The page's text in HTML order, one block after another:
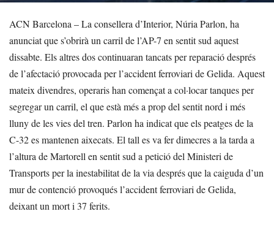
ACN Barcelona – La consellera d’Interior, Núria Parlon, ha
anunciat que s’obrirà un carril de l’AP-7 en sentit sud aquest
dissabte. Els altres dos continuaran tancats per reparació després
de l’afectació provocada per l’accident ferroviari de Gelida. Aquest
mateix divendres, operaris han començat a col·locar tanques per
segregar un carril, el que està més a prop del sentit nord i més
lluny de les vies del tren. Parlon ha indicat que els peatges de la
C-32 es mantenen aixecats. El tall es va fer dimecres a la tarda a
l’altura de Martorell en sentit sud a petició del Ministeri de
Transports per la inestabilitat de la via després que la caiguda d’un
mur de contenció provoqués l’accident ferroviari de Gelida,
deixant un mort i 37 ferits.